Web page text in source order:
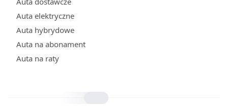
Auta elektryczne
Auta hybrydowe
Auta na abonament
Auta na raty